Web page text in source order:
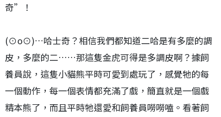
奇”！
(⊙o⊙)…哈士奇？相信我們都知道二哈是有多麼的調
皮，多麼的二……那這隻金虎可得是多調皮啊？據飼
養員說，這隻小貓熊平時可愛到處玩了，感覺牠的每
一個動作，每一個表情都充滿了戲，簡直就是一個戲
精本熊了，而且平時牠還愛和飼養員嘮嘮嗑。看著飼